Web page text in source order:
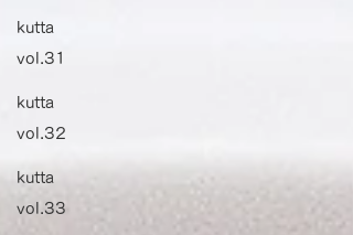
kutta
vol.31
kutta
vol.32
kutta
vol.33